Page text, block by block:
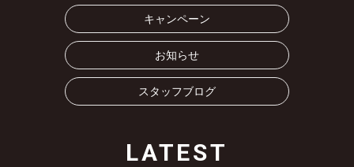
キャンペーン
お知らせ
スタッフブログ
LATEST